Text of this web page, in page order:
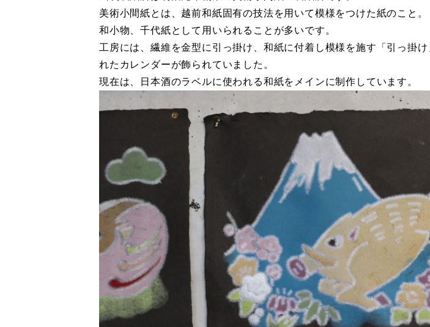
美術小間紙とは、越前和紙固有の技法を用いて模様をつけた紙のこと。
和小物、千代紙として用いられることが多いです。
工房には、繊維を金型に引っ掛け、和紙に付着し模様を施す「引っ掛
れたカレンダーが飾られていました。
現在は、日本酒のラベルに使われる和紙をメインに制作しています。